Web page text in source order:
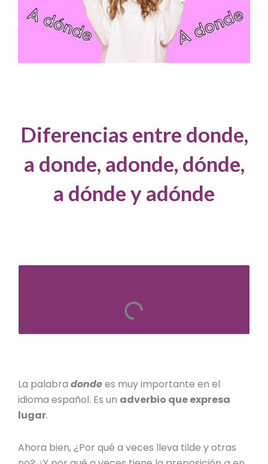
Diferencias entre donde,
a donde, adonde, dónde,
a dónde y adónde
La palabradondees muy importante en el
idioma español. Es un adverbio que expresa
lugar.
Ahora bien, ¿Por qué a veces lleva tilde y otras